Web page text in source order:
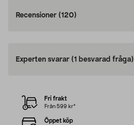
Recensioner (120)
Experten svarar (1 besvarad fråga)
Fri frakt
Från 599 kr*
Öppet köp